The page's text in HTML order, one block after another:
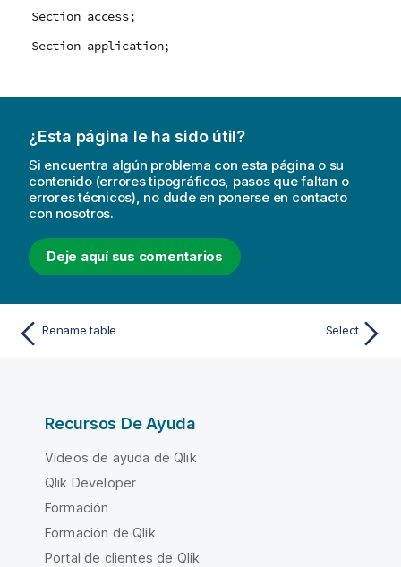
Section access;
Section application;
¿Esta página le ha sido útil?
Si encuentra algún problema con esta página o su
contenido (errores tipográficos, pasos que faltan o
errores técnicos), no dude en ponerse en contacto
con nosotros.
Deje aquí sus comentarios
Rename table Select
Recursos De Ayuda
Vídeos de ayuda de Qlik
Qlik Developer
Formación
Formación de Qlik
Portal de clientes de Qlik